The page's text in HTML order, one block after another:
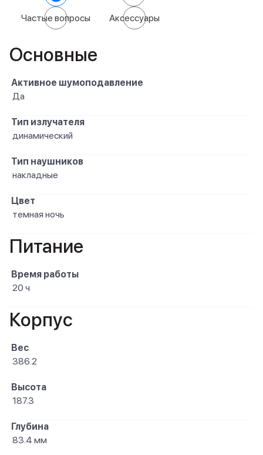
Частые вопросы Аксессуары
Основные
Активное шумоподавление
Да
Тип излучателя
динамический
Тип наушников
накладные
Цвет
темная ночь
Питание
Время работы
20 ч
Корпус
Вес
386.2
Высота
187.3
Глубина
83.4 мм